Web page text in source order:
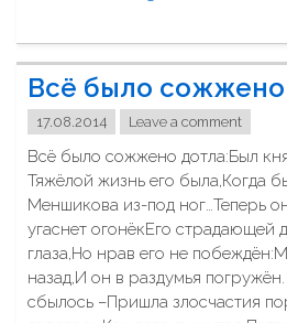
н
е
к
о
г
д
а
н
е
з
н
а
Всё было сожжено
17.08.2014 Leave a comment
Всё было сожжено дотла:Был
Тяжёлой жизнь его была,Когда
Меншикова из-под ног…Теперь
угаснет огонёкЕго страдающей
глаза,Но нрав его не
назад,И он в раздумья
сбылось –Пришла злосчастия